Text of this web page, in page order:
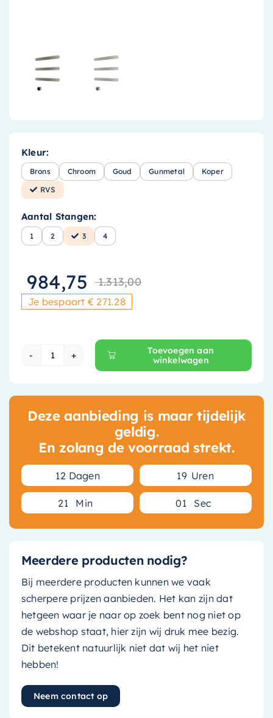
Kleur:
Brons Chroom Goud Gunmetal Koper
RVS
Aantal Stangen:
1 2 3 4
1.313,00
984,75 Huidige prijs
Je bespaart € 271.28
Hotbath &More Rails RASS50 Soft Square
Toevoegen aan
winkelwagen
Deze aanbieding is maar tijdelijk
geldig.
En zolang de voorraad strekt.
12 Dagen 19 Uren
21 Min 01 Sec
Meerdere producten nodig?
Bij meerdere producten kunnen we vaak
scherpere prijzen aanbieden. Het kan zijn dat
hetgeen waar je naar op zoek bent nog niet op
de webshop staat, hier zijn wij druk mee bezig.
Dit betekent natuurlijk niet dat wij het niet
hebben!
Neem contact op